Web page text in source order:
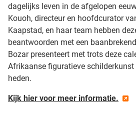
dagelijks leven in de afgelopen
Kouoh, directeur en hoofdcurator
Kaapstad, en haar team hebben
beantwoorden met een
Bozar presenteert met trots deze
Afrikaanse figuratieve
heden.
Kijk hier voor meer informatie.